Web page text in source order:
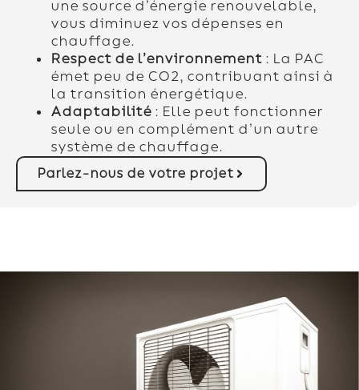
une source d’énergie renouvelable,
vous diminuez vos dépenses en
chauffage.
Respect de l’environnement: La PAC
émet peu de CO2, contribuant ainsi à
la transition énergétique.
Adaptabilité: Elle peut fonctionner
seule ou en complément d’un autre
système de chauffage.
Parlez-nous de votre projet